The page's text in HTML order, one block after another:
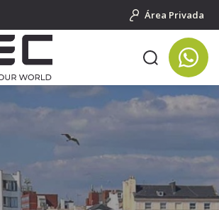
Área Privada